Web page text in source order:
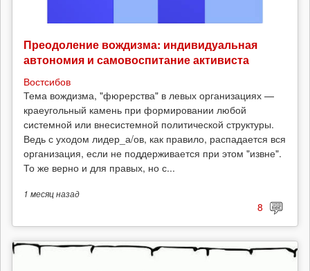
Преодоление вождизма: индивидуальная
автономия и самовоспитание активиста
Востсибов
Тема вождизма, "фюрерства" в левых организациях —
краеугольный камень при формировании любой
системной или внесистемной политической структуры.
Ведь с уходом лидер_а/ов, как правило, распадается вся
организация, если не поддерживается при этом "извне".
То же верно и для правых, но с...
1 месяцназад
8